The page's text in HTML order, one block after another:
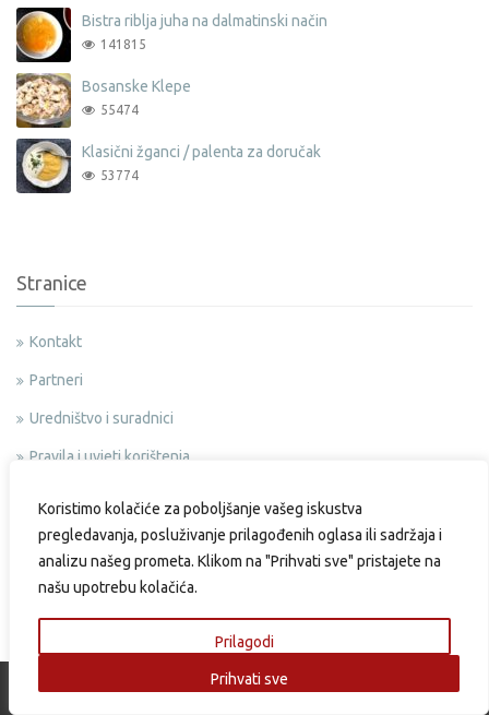
Koristimo kolačiće za poboljšanje vašeg iskustva
pregledavanja, posluživanje prilagođenih oglasa ili sadržaja i
analizu našeg prometa. Klikom na "Prihvati sve" pristajete na
našu upotrebu kolačića.
Prilagodi
Prihvati sve
Bistra riblja juha na dalmatinski način
141815
Bosanske Klepe
55474
Klasični žganci / palenta za doručak
53774
Stranice
Kontakt
Partneri
Uredništvo i suradnici
Pravila i uvjeti korištenja
Sponzorirani
Oglašavanje